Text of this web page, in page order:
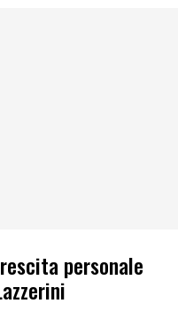
personale